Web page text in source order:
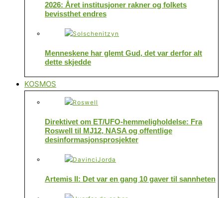
2026: Året institusjoner rakner og folkets
bevissthet endres
Menneskene har glemt Gud, det var derfor alt
dette skjedde
KOSMOS
Direktivet om ET/UFO-hemmeligholdelse: Fra
Roswell til MJ12, NASA og offentlige
desinformasjonsprosjekter
Artemis II: Det var en gang 10 gaver til sannheten